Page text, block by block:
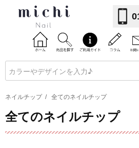
ネイルチップ / 全てのネイルチップ
全てのネイルチップ